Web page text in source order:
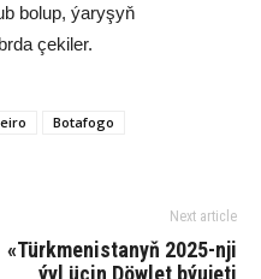
bolup, ýaryşyň
çekiler.
Botafogo
Next article
«Türkmenistanyň 2025-nji
ýyl üçin Döwlet býujeti